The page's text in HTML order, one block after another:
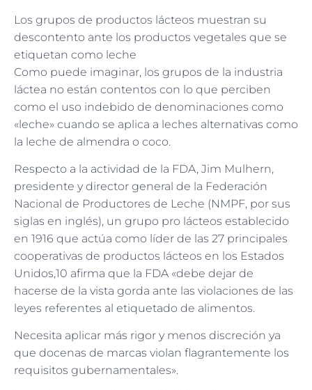
Los grupos de productos lácteos muestran su
descontento ante los productos vegetales que se
etiquetan como leche
Como puede imaginar, los grupos de la industria
láctea no están contentos con lo que perciben
como el uso indebido de denominaciones como
«leche» cuando se aplica a leches alternativas como
la leche de almendra o coco.
Respecto a la actividad de la FDA, Jim Mulhern,
presidente y director general de la Federación
Nacional de Productores de Leche (NMPF, por sus
siglas en inglés), un grupo pro lácteos establecido
en 1916 que actúa como líder de las 27 principales
cooperativas de productos lácteos en los Estados
Unidos,10 afirma que la FDA «debe dejar de
hacerse de la vista gorda ante las violaciones de las
leyes referentes al etiquetado de alimentos.
Necesita aplicar más rigor y menos discreción ya
que docenas de marcas violan flagrantemente los
requisitos gubernamentales».